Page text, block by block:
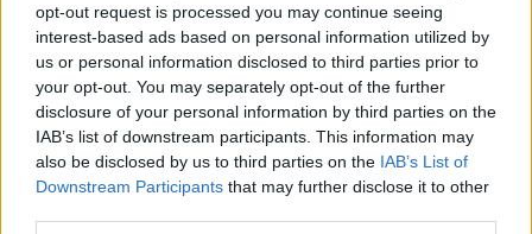
opt-out request is processed you may continue seeing
interest-based ads based on personal information utilized by
us or personal information disclosed to third parties prior to
your opt-out. You may separately opt-out of the further
disclosure of your personal information by third parties on the
IAB’s list of downstream participants. This information may
also be disclosed by us to third parties on the IAB’s List of
Downstream Participants that may further disclose it to other
elnök-vezérigazgatónak a banküzem mellett legalább olyan
mértékben kell számolni a politikával is, amikor a bank
eredményes működése érdekében kialakítja a stratégiát
(gondolom nem kell sorolni: Postabank...
KEDVES OLVASÓNK!
A keresett cikk a portfolio.hu hírarchívumához